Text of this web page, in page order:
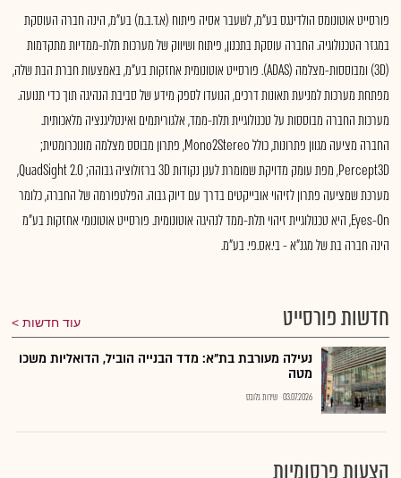
פורסייט אוטונומס הולדינגס בע"מ, לשעבר אסיה פיתוח (א.ד.ב.מ) בע"מ, הינה חברה העוסקת
במגזר הטכנולוגיה. החברה עוסקת בתכנון, פיתוח ושיווק של מערכות תלת-ממדיות מתקדמות
(3D) ומבוססות-מצלמה (ADAS). פורסייט אוטונומית אחזקות בע"מ, באמצעות חברת הבת שלה,
מפתחת מערכות למניעת תאונות דרכים, הנועדו לספק מידע של סביבת הנהיגה תוך כדי תנועה.
מערכות החברה מבוססות על טכנולוגיית תלת-ממד, אלגוריתמים ואינטליגנציה מלאכותית.
החברה מציעה מגוון פתרונות, כולל Mono2Stereo, פתרון מבוסס מצלמה מונוכרומטית;
Percept3D, מפת עומק מדויקת שמומרת לענן נקודות 3D ברזולוציה גבוהה; QuadSight 2.0,
מערכת שמציעה פתרון לזיהוי אובייקטים בדרך עם דיוק גבוה. הפלטפורמה של החברה, כלומר
Eyes-On, היא טכנולוגיית זיהוי תלת-ממד לנהיגה אוטונומית. פורסייט אוטונומי אחזקות בע"מ
הינה חברה בת של מגנ"א - בי.אס.פי. בע"מ.
חדשות פורסייט עוד חדשות
נעילה מעורבת בת"א: מדד הבנייה הוביל, הדואליות משכו
מטה
03.07.2026 שירות גלובס